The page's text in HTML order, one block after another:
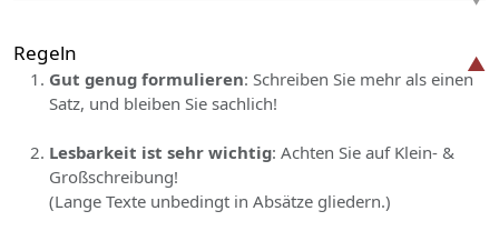
Regeln
Gut genug formulieren: Schreiben Sie mehr als einen
Satz, und bleiben Sie sachlich!
Lesbarkeit ist sehr wichtig: Achten Sie auf Klein- &
Großschreibung!
(Lange Texte unbedingt in Absätze gliedern.)